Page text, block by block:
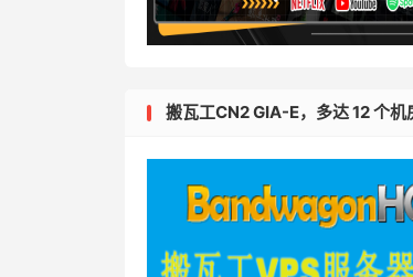
搬瓦工CN2 GIA-E，多达 12 个机